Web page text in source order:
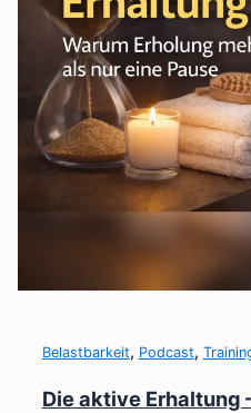
Belastbarkeit, Podcast,
Die aktive Erhaltung